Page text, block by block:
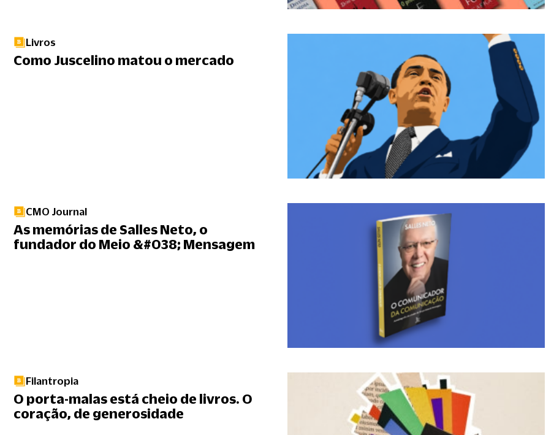
Livros
Como Juscelino matou o mercado
CMO Journal
As memórias de Salles Neto, o
fundador do Meio &#038; Mensagem
Filantropia
O porta-malas está cheio de livros. O
coração, de generosidade